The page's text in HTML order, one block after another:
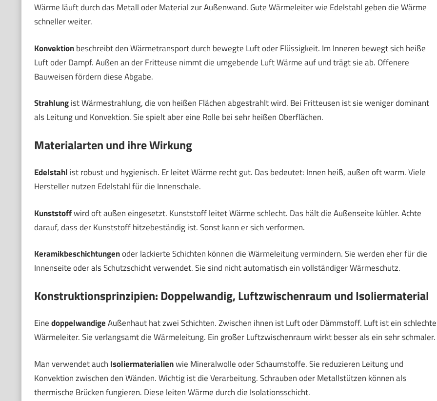
Wärme läuft durch das Metall oder Material zur Außenwand. Gute Wärmeleiter wie Edelstahl geben die Wärme
schneller weiter.
Konvektionbeschreibt den Wärmetransport durch bewegte Luft oder Flüssigkeit. Im Inneren bewegt sich heiße
Luft oder Dampf. Außen an der Fritteuse nimmt die umgebende Luft Wärme auf und trägt sie ab. Offenere
Bauweisen fördern diese Abgabe.
Strahlungist Wärmestrahlung, die von heißen Flächen abgestrahlt wird. Bei Fritteusen ist sie weniger dominant
als Leitung und Konvektion. Sie spielt aber eine Rolle bei sehr heißen Oberflächen.
Materialarten und ihre Wirkung
Edelstahl ist robust und hygienisch. Er leitet Wärme recht gut. Das bedeutet: Innen heiß, außen oft warm. Viele
Hersteller nutzen Edelstahl für die Innenschale.
Kunststoffwird oft außen eingesetzt. Kunststoff leitet Wärme schlecht. Das hält die Außenseite kühler. Achte
darauf, dass der Kunststoff hitzebeständig ist. Sonst kann er sich verformen.
Keramikbeschichtungenoder lackierte Schichten können die Wärmeleitung vermindern. Sie werden eher für die
Innenseite oder als Schutzschicht verwendet. Sie sind nicht automatisch ein vollständiger Wärmeschutz.
Konstruktionsprinzipien: Doppelwandig, Luftzwischenraum und Isoliermaterial
EinedoppelwandigeAußenhaut hat zwei Schichten. Zwischen ihnen ist Luft oder Dämmstoff. Luft ist ein
Wärmeleiter. Sie verlangsamt die Wärmeleitung. Ein großer Luftzwischenraum wirkt besser als ein sehr schmaler.
Man verwendet auch Isoliermaterialienwie Mineralwolle oder Schaumstoffe. Sie reduzieren Leitung und
Konvektion zwischen den Wänden. Wichtig ist die Verarbeitung. Schrauben oder Metallstützen können als
thermische Brücken fungieren. Diese leiten Wärme durch die Isolationsschicht.